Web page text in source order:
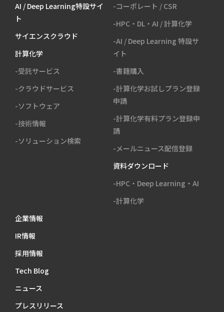
AI / Deep Learning特設サイ
ト
サイエンスクラウド
計算化学
-受託サービス
-クラウドサービス
-ソフトウェア
-技術情報
-ソリューション検索
-コーポレート / CSR
-HPC・DL・AI / 計算化学
-AI / Deep Learning 特設サ
イト
-書籍購入
-計算化学お試しプラン登録
申請
-計算化学有料プラン登録申
請
-メールニュース配信登録
資料ダウンロード
-HPC・Deep Learning・AI
-計算化学
企業情報
IR情報
採用情報
Tech Blog
ニュース
プレスリリース